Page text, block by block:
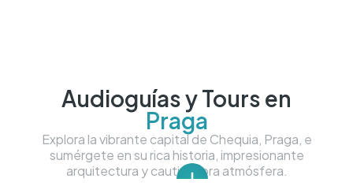
Audioguías y Tours en
Praga
Explora la vibrante capital de Chequia, Praga, e
sumérgete en su rica historia, impresionante
arquitectura y cautivadora atmósfera.